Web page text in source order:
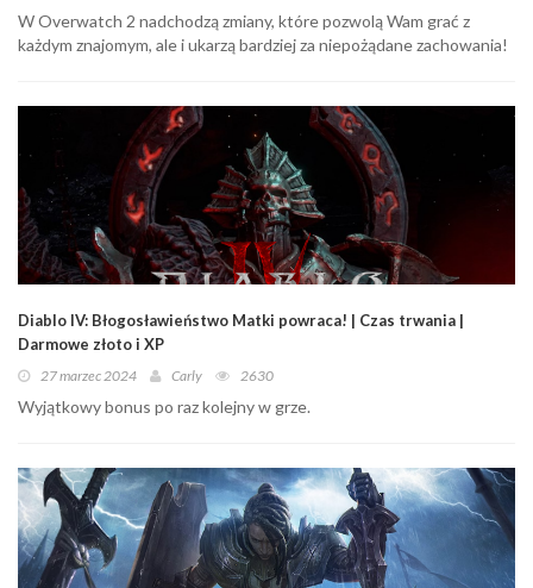
W Overwatch 2 nadchodzą zmiany, które pozwolą Wam grać z
każdym znajomym, ale i ukarzą bardziej za niepożądane zachowania!
Diablo IV: Błogosławieństwo Matki powraca! | Czas trwania |
Darmowe złoto i XP
27 marzec 2024 Carly 2630
Wyjątkowy bonus po raz kolejny w grze.